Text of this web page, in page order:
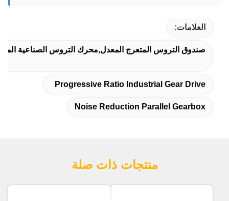
العلامات:
صندوق التروس المتعرج المعدل,محرك التروس الصناعية
Progressive Ratio Industrial Gear Drive
Noise Reduction Parallel Gearbox
منتجات ذات صلة